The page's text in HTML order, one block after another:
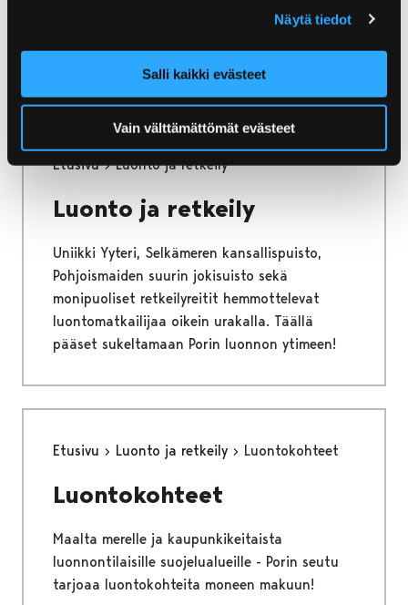
Näytä tiedot
Salli kaikki evästeet
Vain välttämättömät evästeet
paikasta toiseen. Tutustu tarjontaan, tartu
Etusivu Luonto ja retkeily
Luonto ja retkeily
Uniikki Yyteri, Selkämeren kansallispuisto,
Pohjoismaiden suurin jokisuisto sekä
monipuoliset retkeilyreitit hemmottelevat
luontomatkailijaa oikein urakalla. Täällä
pääset sukeltamaan Porin luonnon ytimeen!
Etusivu Luonto ja retkeily Luontokohteet
Luontokohteet
Maalta merelle ja kaupunkikeitaista
luonnontilaisille suojelualueille - Porin seutu
tarjoaa luontokohteita moneen makuun!